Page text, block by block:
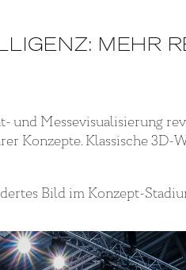
MEHR
und Messevisualisierung
Konzepte. Klassische 3D-
Bild im Konzept-